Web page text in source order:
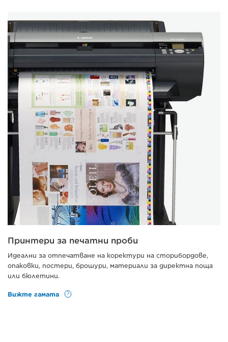
Принтери за печатни проби
Идеални за отпечатване на коректури на сторибордове,
опаковки, постери, брошури, материали за директна поща
или бюлетини.
Вижте гамата